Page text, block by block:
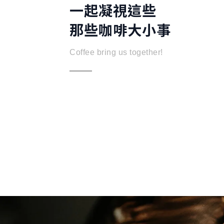
一起凝視這些
那些咖啡大小事
Coffee bring us together!